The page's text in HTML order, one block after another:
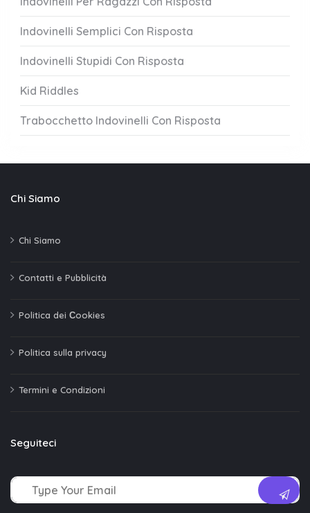
Indovinelli Semplici Con Risposta
Indovinelli Stupidi Con Risposta
Kid Riddles
Trabocchetto Indovinelli Con Risposta
Chi Siamo
Chi Siamo
Contatti e Pubblicità
Politica dei Сookies
Politica sulla privacy
Termini e Condizioni
Seguiteci